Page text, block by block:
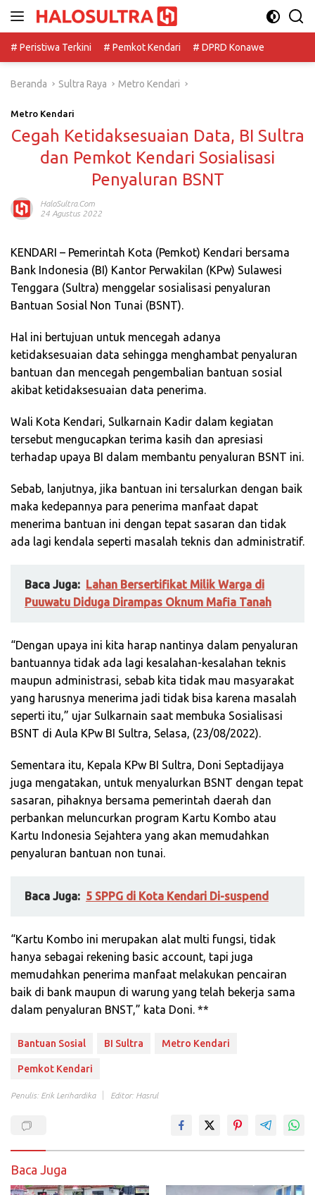
# Peristiwa Terkini
# Pemkot Kendari # DPRD Konawe
Beranda Sultra Raya Metro Kendari
Metro Kendari
Cegah Ketidaksesuaian Data, BI Sultra
dan Pemkot Kendari Sosialisasi
Penyaluran BSNT
HaloSultra.com
24 Agustus 2022
KENDARI – Pemerintah Kota (Pemkot) Kendari bersama
Bank Indonesia (BI) Kantor Perwakilan (KPw) Sulawesi
Tenggara (Sultra) menggelar sosialisasi penyaluran
Bantuan Sosial Non Tunai (BSNT).
Hal ini bertujuan untuk mencegah adanya
ketidaksesuaian data sehingga menghambat penyaluran
bantuan dan mencegah pengembalian bantuan sosial
akibat ketidaksesuaian data penerima.
Wali Kota Kendari, Sulkarnain Kadir dalam kegiatan
tersebut mengucapkan terima kasih dan apresiasi
terhadap upaya BI dalam membantu penyaluran BSNT ini.
Sebab, lanjutnya, jika bantuan ini tersalurkan dengan baik
maka kedepannya para penerima manfaat dapat
menerima bantuan ini dengan tepat sasaran dan tidak
ada lagi kendala seperti masalah teknis dan administratif.
Baca Juga: Lahan Bersertifikat Milik Warga di
Puuwatu Diduga Dirampas Oknum Mafia Tanah
“Dengan upaya ini kita harap nantinya dalam penyaluran
bantuannya tidak ada lagi kesalahan-kesalahan teknis
maupun administrasi, sebab kita tidak mau masyarakat
yang harusnya menerima jadi tidak bisa karena masalah
seperti itu,” ujar Sulkarnain saat membuka Sosialisasi
BSNT di Aula KPw BI Sultra, Selasa, (23/08/2022).
Sementara itu, Kepala KPw BI Sultra, Doni Septadijaya
juga mengatakan, untuk menyalurkan BSNT dengan tepat
sasaran, pihaknya bersama pemerintah daerah dan
perbankan meluncurkan program Kartu Kombo atau
Kartu Indonesia Sejahtera yang akan memudahkan
penyaluran bantuan non tunai.
Baca Juga: 5 SPPG di Kota Kendari Di-suspend
“Kartu Kombo ini merupakan alat multi fungsi, tidak
hanya sebagai rekening basic account, tapi juga
memudahkan penerima manfaat melakukan pencairan
baik di bank maupun di warung yang telah bekerja sama
dalam penyaluran BNST,” kata Doni. **
Bantuan Sosial BI Sultra Metro Kendari
Pemkot Kendari
Penulis: Erik Lerihardika Editor: Hasrul
Baca Juga